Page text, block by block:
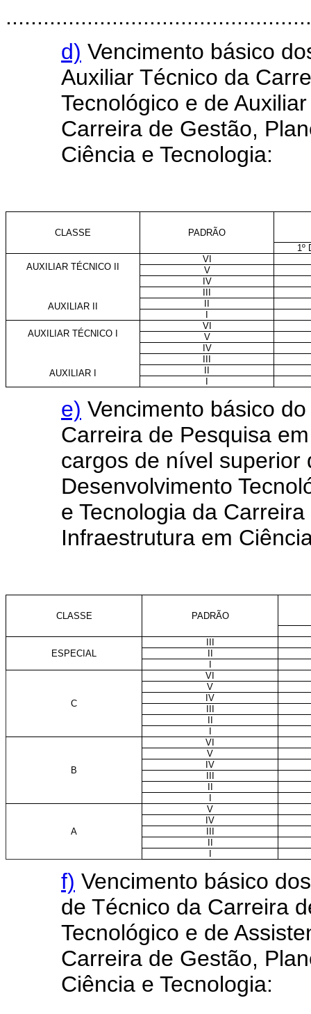
d) Vencimento básico
Auxiliar Técnico da
Tecnológico e de
Carreira de Gestão,
Ciência e Tecnologia:
CLASSE
PADRÃO
1º
AUXILIAR TÉCNICO II
AUXILIAR II
VI
V
IV
AUXILIAR TÉCNICO I
AUXILIAR I
VI
V
IV
e) Vencimento básico
Carreira de Pesquisa
cargos de nível superior
Desenvolvimento
e Tecnologia da
Infraestrutura em
CLASSE PADRÃO
ESPECIAL
C
VI
V
IV
B
VI
V
IV
A
V
IV
f) Vencimento básico
de Técnico da Carreira
Tecnológico e de
Carreira de Gestão,
Ciência e Tecnologia: